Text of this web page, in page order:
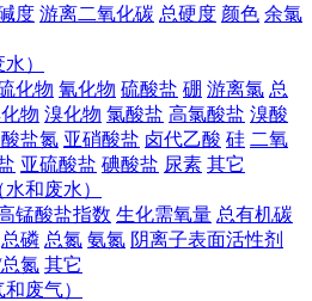
度 游离二氧化碳 总硬度 颜色 余氯
）
化物 氰化物 硫酸盐 硼 游离氯 总
物 溴化物 氯酸盐 高氯酸盐 溴酸
盐氮 亚硝酸盐 卤代乙酸 硅 二氧
亚硫酸盐 碘酸盐 尿素 其它
和废水）
锰酸盐指数 生化需氧量 总有机碳
总磷 总氮 氨氮 阴离子表面活性剂
氮 其它
废气）